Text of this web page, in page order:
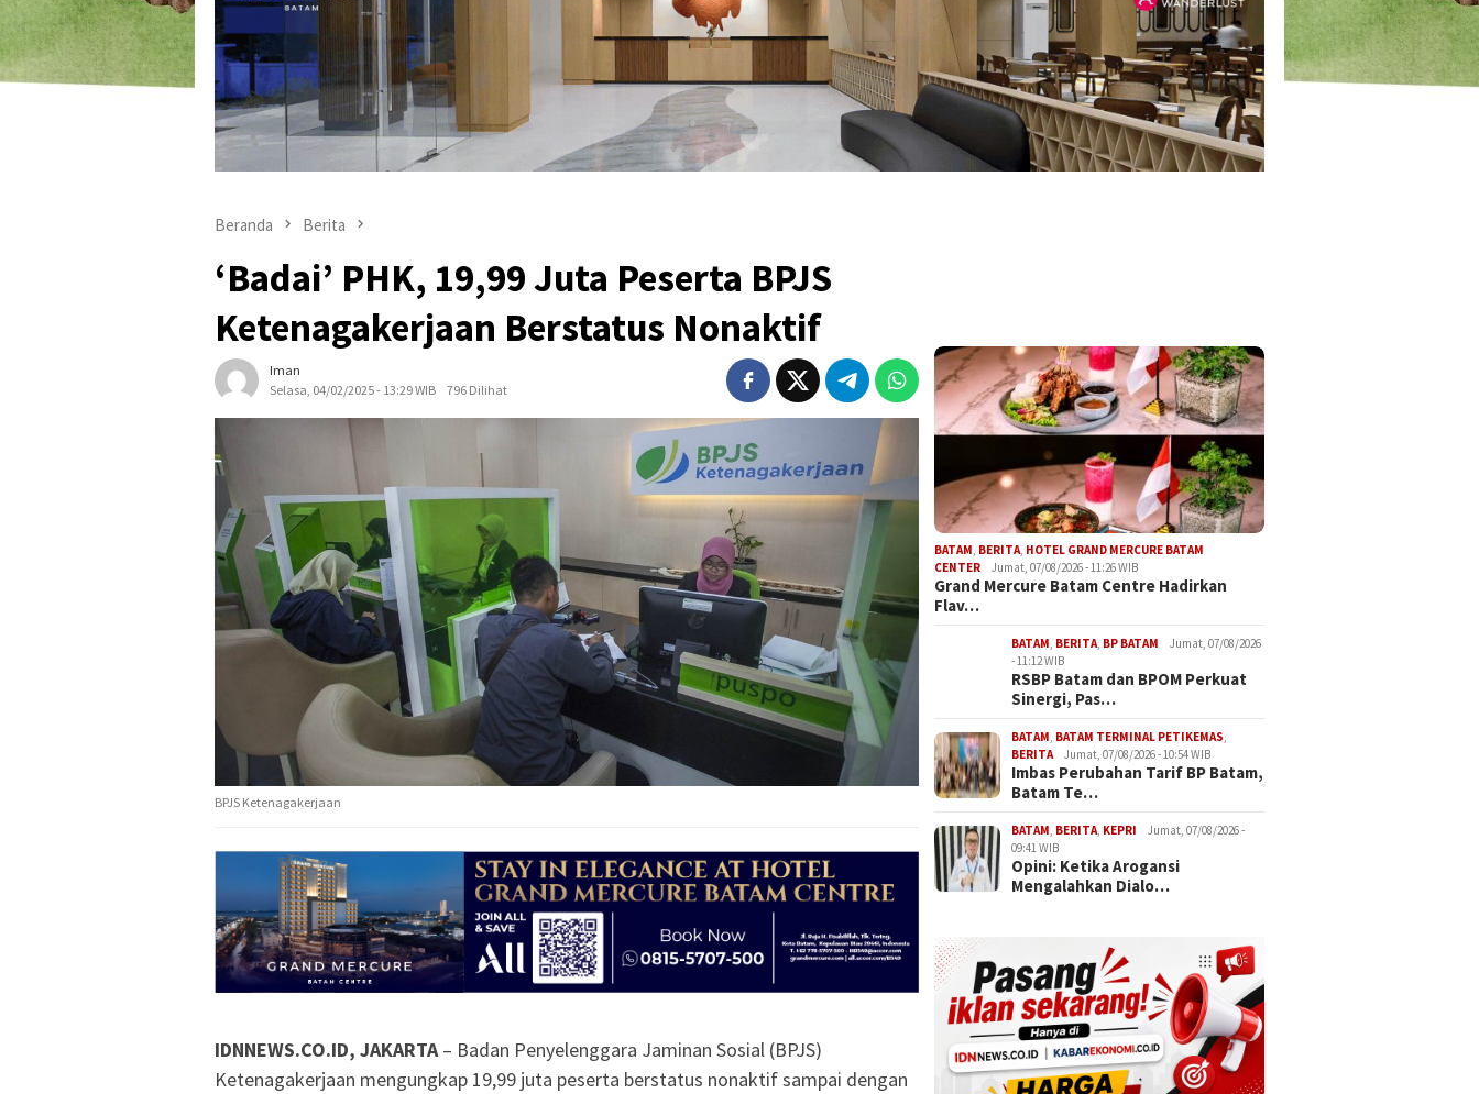
Beranda Berita
‘Badai’ PHK, 19,99 Juta Peserta BPJS
Ketenagakerjaan Berstatus Nonaktif
Iman
Selasa, 04/02/2025 - 13:29 WIB
796 Dilihat
BPJS Ketenagakerjaan
IDNNEWS.CO.ID, JAKARTA – Badan Penyelenggara Jaminan Sosial (BPJS)
Ketenagakerjaan mengungkap 19,99 juta peserta berstatus nonaktif sampai dengan
BATAM BERITA HOTEL GRAND MERCURE BATAM
CENTER
Jumat, 07/08/2026 - 11:26 WIB
Grand Mercure Batam Centre Hadirkan
Flav…
BATAM BERITA BP BATAM
Jumat, 07/08/2026
- 11:12 WIB
RSBP Batam dan BPOM Perkuat
Sinergi, Pas…
BATAM BATAM TERMINAL PETIKEMAS
BERITA
Jumat, 07/08/2026 - 10:54 WIB
Imbas Perubahan Tarif BP Batam,
Batam Te…
BATAM BERITA KEPRI
Jumat, 07/08/2026 -
09:41 WIB
Opini: Ketika Arogansi
Mengalahkan Dialo…